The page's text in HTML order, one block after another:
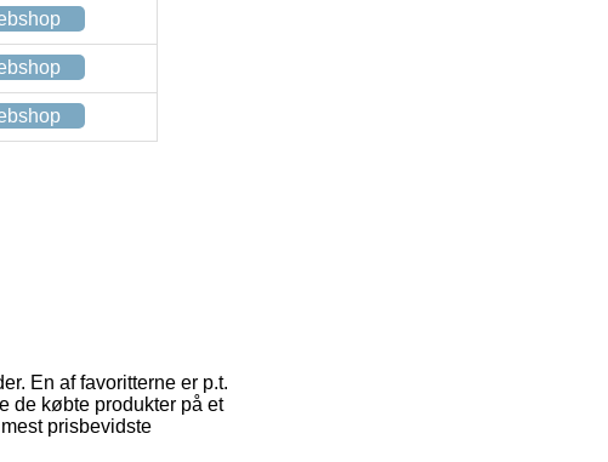
En af favoritterne er p.t.
de købte produkter på et
prisbevidste